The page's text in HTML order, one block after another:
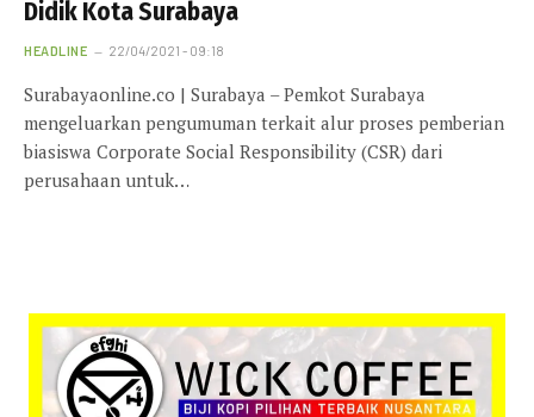
Didik Kota Surabaya
HEADLINE 22/04/2021 - 09:18
Surabayaonline.co | Surabaya – Pemkot Surabaya
mengeluarkan pengumuman terkait alur proses pemberian
biasiswa Corporate Social Responsibility (CSR) dari
perusahaan untuk…